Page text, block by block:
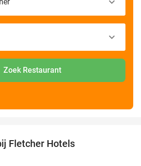
Zoek Restaurant
Fletcher Hotels